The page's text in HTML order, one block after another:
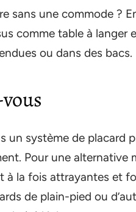
sans une commode ?
comme table à
ou dans des bacs.
un système de placard
Pour une alternative
la fois attrayantes et
de plain-pied ou